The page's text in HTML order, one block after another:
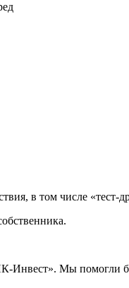
в том числе «тест-
Инвест». Мы помогли